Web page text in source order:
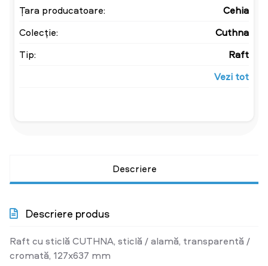
Țara producatoare:
Cehia
Colecție:
Cuthna
Tip:
Raft
Vezi tot
Descriere
Descriere produs
Raft cu sticlă CUTHNA, sticlă / alamă, transparentă /
cromată, 127x637 mm